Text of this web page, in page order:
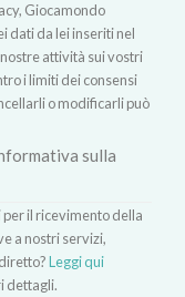
Giocamondo
dati da lei inseriti nel
attività sui vostri
i limiti dei consensi
o modificarli può
sulla
il ricevimento della
a nostri servizi,
Leggi qui
dettagli.